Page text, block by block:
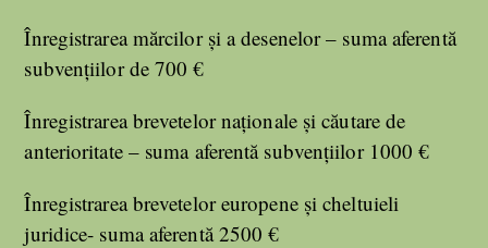
Înregistrarea mărcilor și a desenelor – suma aferentă
subvențiilor de 700 €
Înregistrarea brevetelor naționale și căutare de
anterioritate – suma aferentă subvențiilor 1000 €
Înregistrarea brevetelor europene și cheltuieli
juridice- suma aferentă 2500 €